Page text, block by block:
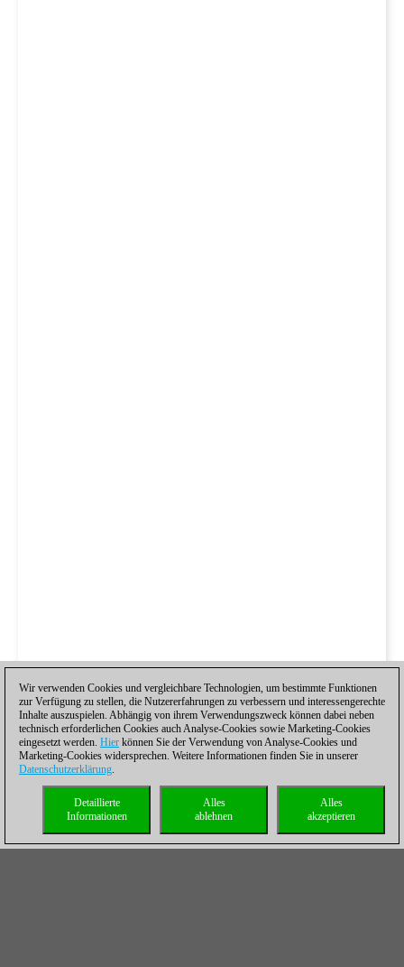
Wir verwenden Cookies und vergleichbare Technologien, um bestimmte Funktionen
zur Verfügung zu stellen, die Nutzererfahrungen zu verbessern und interessengerechte
Inhalte auszuspielen. Abhängig von ihrem Verwendungszweck können dabei neben
technisch erforderlichen Cookies auch Analyse-Cookies sowie Marketing-Cookies
eingesetzt werden. Hier können Sie der Verwendung von Analyse-Cookies und
Marketing-Cookies widersprechen. Weitere Informationen finden Sie in unserer
Datenschutzerklärung.
Alles
akzeptieren
Alles
ablehnen
Detaillierte
Informationen